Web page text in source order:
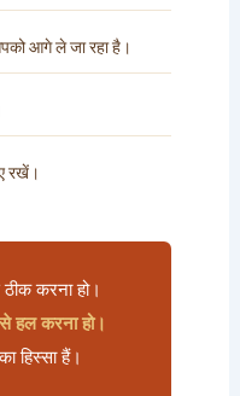
आगे ले जा रहा है।
रखें।
करना हो।
हल करना हो।
हिस्सा हैं।